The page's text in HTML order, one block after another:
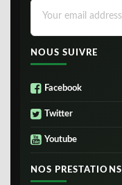
NOUS SUIVRE
Facebook
Twitter
Youtube
NOS PRESTATIONS